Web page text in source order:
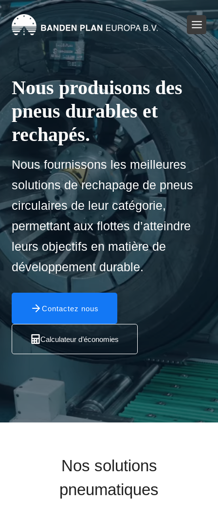
Aller
au
contenu
Nous produisons des
pneus durables et
rechapés.
Nous fournissons les meilleures
solutions de rechapage de pneus
circulaires de leur catégorie,
permettant aux flottes d’atteindre
leurs objectifs en matière de
développement durable.
Contactez nous
Calculateur d’économies
Nos solutions
pneumatiques